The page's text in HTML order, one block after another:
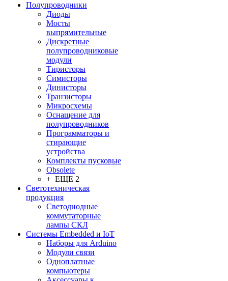
Полупроводники
Диоды
Мосты
выпрямительные
Дискретные
полупроводниковые
модули
Тиристоры
Симисторы
Динисторы
Транзисторы
Микросхемы
Оснащение для
полупроводников
Программаторы и
стирающие
устройства
Комплекты пусковые
Obsolete
+ ЕЩЕ 2
Светотехническая
продукция
Светодиодные
коммутаторные
лампы СКЛ
Системы Embedded и IoT
Наборы для Arduino
Модули связи
Одноплатные
компьютеры